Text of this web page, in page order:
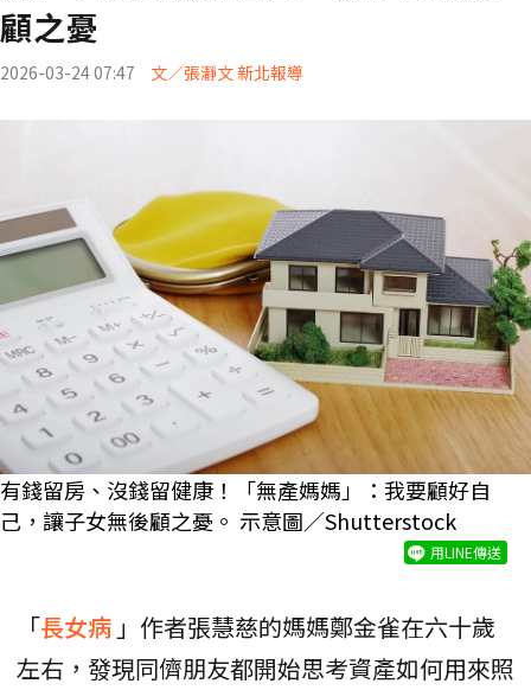
顧之憂
2026-03-24 07:47 文／張瀞文 新北報導
有錢留房、沒錢留健康！「無產媽媽」：我要顧好自
己，讓子女無後顧之憂。 示意圖／Shutterstock
用LINE傳送
「長女病 」作者張慧慈的媽媽鄭金雀在六十歲
左右，發現同儕朋友都開始思考資產如何用來照